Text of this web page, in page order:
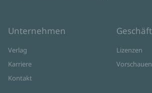
Unternehmen
Verlag
Karriere
Kontakt
Lizenzen
Vorschauen